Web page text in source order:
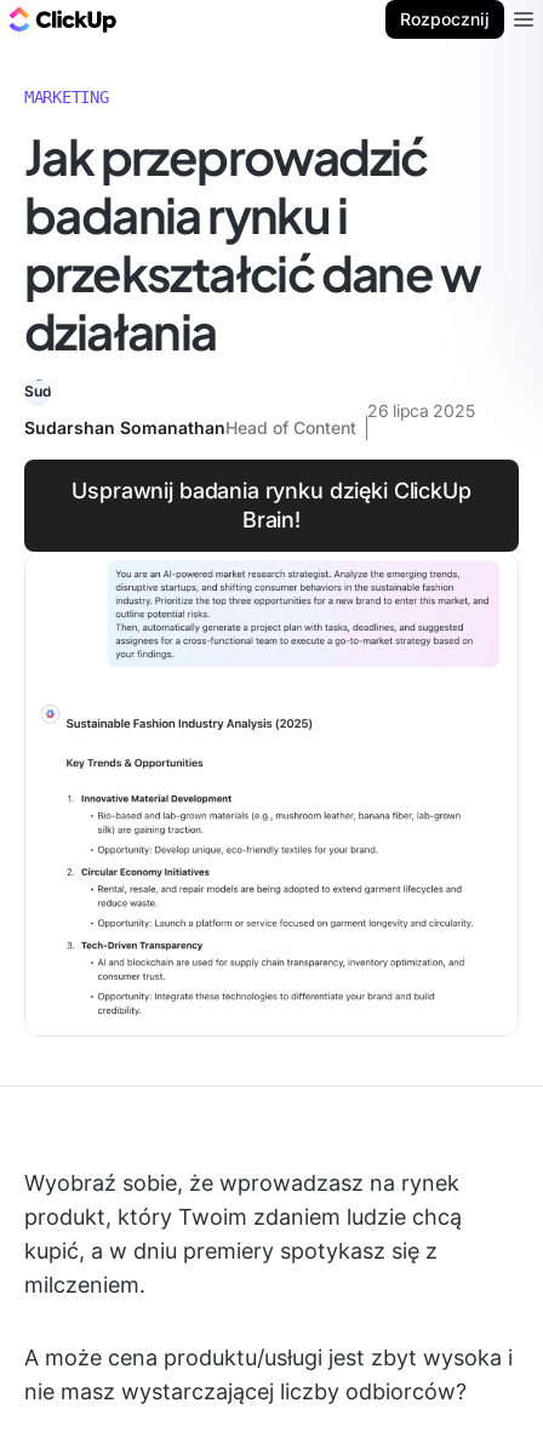
Rozpocznij
MARKETING
Jak przeprowadzić
badania rynku i
przekształcić dane w
działania
Sudarshan SomanathanHead of Content
26 lipca 2025
Usprawnij badania rynku dzięki ClickUp
Brain!
Wyobraź sobie, że wprowadzasz na rynek
produkt, który Twoim zdaniem ludzie chcą
kupić, a w dniu premiery spotykasz się z
milczeniem.
A może cena produktu/usługi jest zbyt wysoka i
nie masz wystarczającej liczby odbiorców?